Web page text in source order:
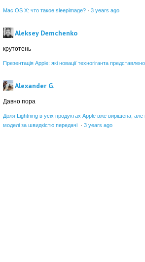
Mac OS X: что такое sleepimage? · 3 years ago
Aleksey Demchenko
крутотень
Презентація Apple: які новації техногіганта
Alexander G.
Давно пора
Доля Lightning в усіх продуктах Apple вже вирішена, але
моделі за швидкістю передачі · 3 years ago